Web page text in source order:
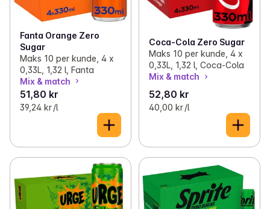
Fanta Orange Zero
Sugar
Maks 10 per kunde, 4 x
0,33L, 1,32 l, Fanta
Mix & match
51,80 kr
39,24 kr /l
Coca-Cola Zero Sugar
Maks 10 per kunde, 4 x
0,33L, 1,32 l, Coca-Cola
Mix & match
52,80 kr
40,00 kr /l